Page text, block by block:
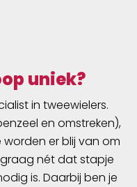
uniek?
in tweewielers.
en omstreken),
er blij van om
nét dat stapje
is. Daarbij ben je